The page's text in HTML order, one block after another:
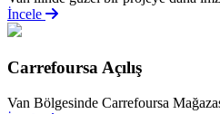
İncele
Carrefoursa Açılış
Van Bölgesinde Carrefoursa